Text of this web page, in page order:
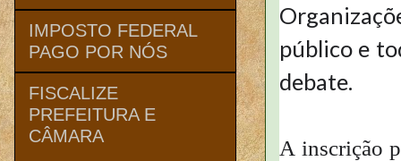
público e
debate.
A inscrição
IMPOSTO FEDERAL
PAGO POR NÓS
FISCALIZE
PREFEITURA E
CÂMARA